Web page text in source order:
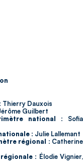
Thierry Dauxois
Guilbert
national : Sofia
: Julie Lallemant
régional : Catherine
: Élodie Vignier,